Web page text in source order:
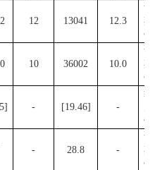
12 13041 12.3
预
期
性
10 36002 10.0
预
期
性
- [19.46] -
约
性
- 28.8 -
预
期
性